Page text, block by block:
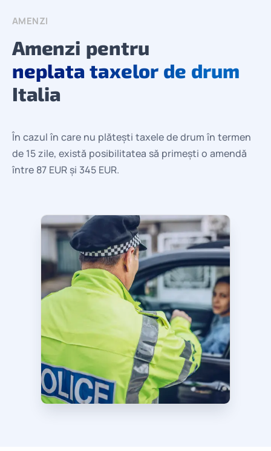
AMENZI
Amenzi pentru
neplata taxelor de drum
Italia
În cazul în care nu plătești taxele de drum în termen
de 15 zile, există posibilitatea să primești o amendă
între 87 EUR și 345 EUR.